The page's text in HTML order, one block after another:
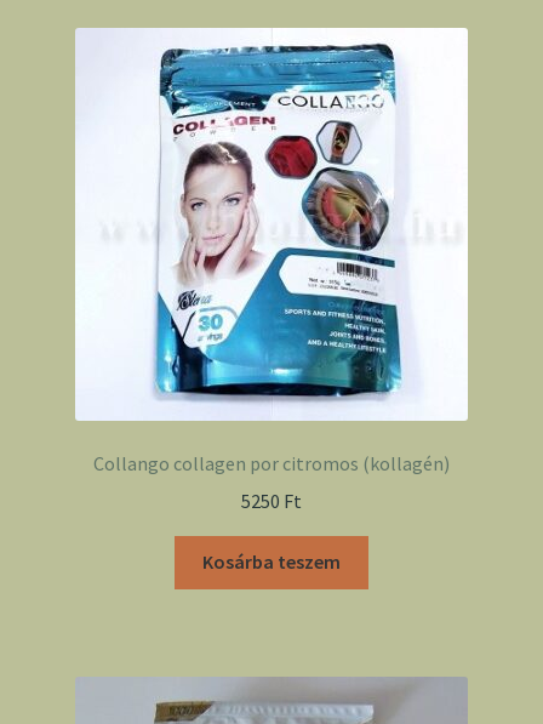
Collango collagen por citromos (kollagén)
5250 Ft
Kosárba teszem